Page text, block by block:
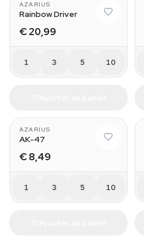
AZARIUS
Rainbow Driver
€ 20,99
1 3 5 10
AZARIUS
AK-47
€ 8,49
1 3 5 10